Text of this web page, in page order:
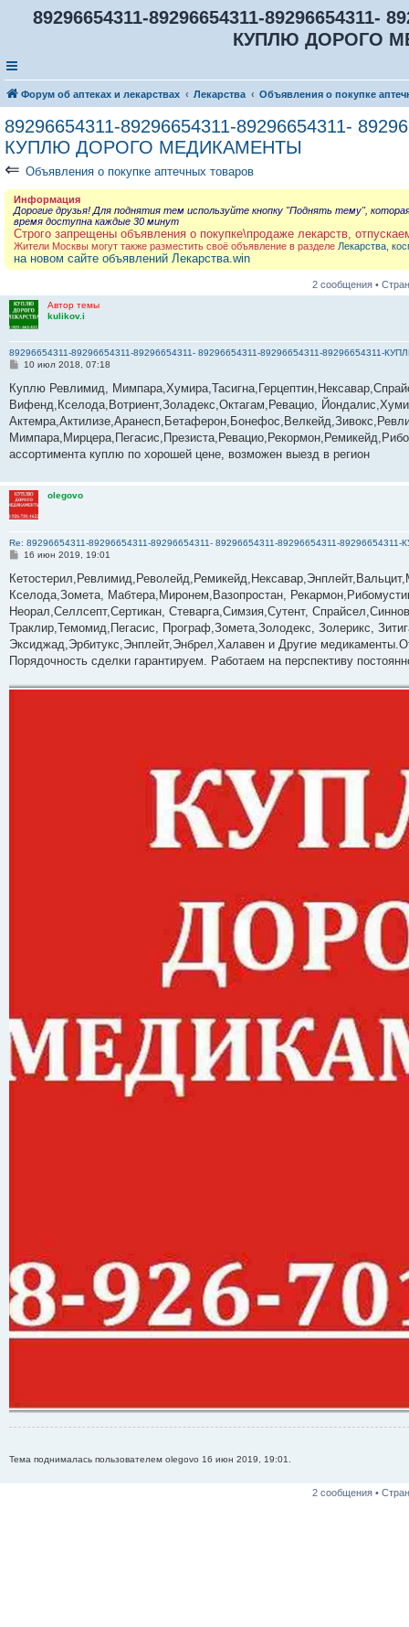
89296654311-89296654311-89296654311-
КУПЛЮ ДОРОГО
Форум об аптеках и лекарствах Лекарства Объявления о покупке
89296654311-89296654311-89296654311-
КУПЛЮ ДОРОГО МЕДИКАМЕНТЫ
⇐ Объявления о покупке аптечных товаров
Информация
Дорогие друзья! Для поднятия тем используйте кнопку "Поднять тему",
время доступна каждые 30 минут
Строго запрещены объявления о покупке\продаже лекарств,
Жители Москвы могут также разместить своё объявление в разделе Лекарства,
на новом сайте объявлений Лекарства.win
2 сообщения •
Автор темы
kulikov.i
89296654311-89296654311-89296654311- 89296654311-89296654311-89296654311-
С
о
б
щ
е
и
е
10 июл 2018, 07:18
Куплю Ревлимид,
Вифенд,Кселода,Вотриент,Золадекс,Октагам,Ревацио,
ассортимента куплю по хорошей цене, возможен выезд в регион
olegovo
Re: 89296654311-89296654311-89296654311- 89296654311-89296654311-
С
о
щ
е
и
е
16 июн 2019, 19:01
Кселода,Зомета, Мабтера,Миронем,Вазопростан,
Неорал,Селлсепт,Сертикан, Стеварга,Симзия,Сутент,
Траклир,Темомид,Пегасис, Програф,Зомета,Золодекс, Золерикс,
Эксиджад,Эрбитукс,Энплейт,Энбрел,Халавен и Другие
Порядочность сделки гарантируем. Работаем на перспективу
Тема поднималась пользователем olegovo 16 июн 2019, 19:01.
2 сообщения •